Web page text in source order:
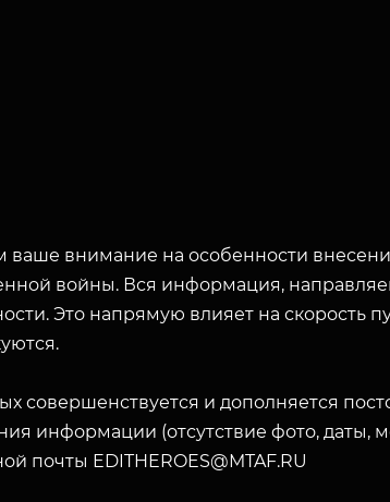
внимание на особенности
войны. Вся информация,
Это напрямую влияет на
совершенствуется и дополняется
информации (отсутствие фото, даты,
почты EDITHEROES@MTAF.RU